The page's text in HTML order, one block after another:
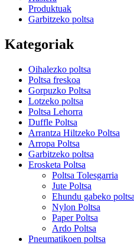
Produktuak
Garbitzeko poltsa
Kategoriak
Oihalezko poltsa
Poltsa freskoa
Gorpuzko Poltsa
Lotzeko poltsa
Poltsa Lehorra
Duffle Poltsa
Arrantza Hiltzeko Poltsa
Arropa Poltsa
Garbitzeko poltsa
Erosketa Poltsa
Poltsa Tolesgarria
Jute Poltsa
Ehundu gabeko poltsa
Nylon Poltsa
Paper Poltsa
Ardo Poltsa
Pneumatikoen poltsa